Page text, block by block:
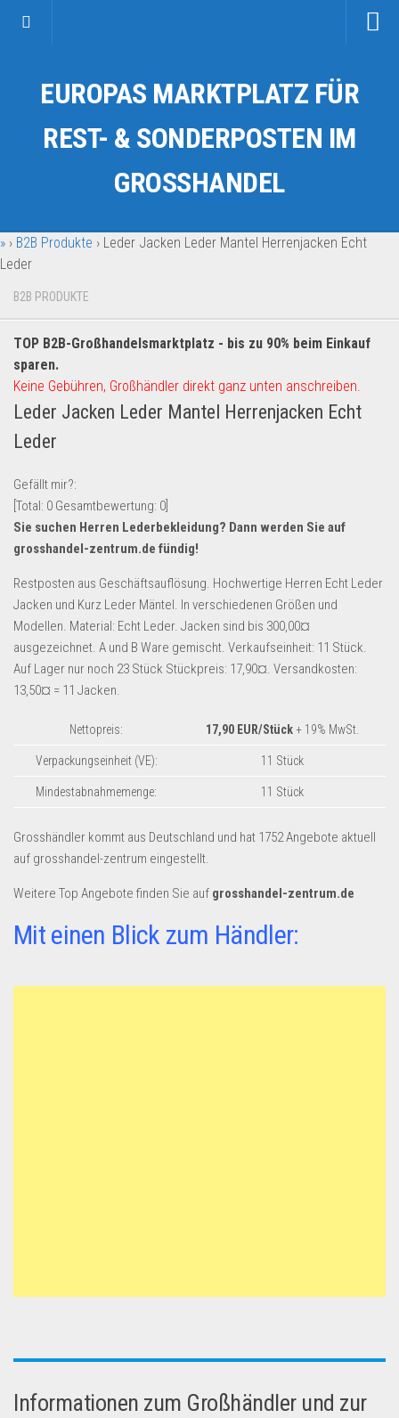
Kategorien
Auto & Motorrad
Fahrzeuge & Transport
Garten & Werkzeug
Geschenkartikel
Handy und Smartphone
Kosmetik & Pflege
Lebensmittel & Getränke
Multimedia & Elektro
Münzen
Spielzeug & Games
Uhren & Schmuck
Wohnen & Einrichten
Restposten-Angebote
Restposten für Privatpersonen
Saison & Eventprodkte
Dropshipping-Produkte
B2B Produkte
Grosshandel
Amazon
Aldi
Kostenlos verkaufen
EUROPAS MARKTPLATZ FÜR
REST- & SONDERPOSTEN IM
GROSSHANDEL
» › B2B Produkte › Leder Jacken Leder Mantel Herrenjacken Echt
Leder
B2B PRODUKTE
TOP B2B-Großhandelsmarktplatz - bis zu 90% beim Einkauf
sparen.
Keine Gebühren, Großhändler direkt ganz unten anschreiben.
Leder Jacken Leder Mantel Herrenjacken Echt
Leder
Gefällt mir?:
[Total: 0 Gesamtbewertung: 0
Sie suchen Herren Lederbekleidung? Dann werden Sie auf
grosshandel-zentrum.de fündig!
Restposten aus Geschäftsauflösung. Hochwertige Herren Echt Leder
Jacken und Kurz Leder Mäntel. In verschiedenen Größen und
Modellen. Material: Echt Leder. Jacken sind bis 300,00¤
ausgezeichnet. A und B Ware gemischt. Verkaufseinheit: 11 Stück.
Auf Lager nur noch 23 Stück Stückpreis: 17,90¤. Versandkosten:
13,50¤ = 11 Jacken.
Nettopreis: 17,90 EUR/Stück+ 19% MwSt.
Verpackungseinheit (VE): 11 Stück
Mindestabnahmemenge: 11 Stück
Grosshändler kommt aus Deutschland und hat 1752 Angebote aktuell
auf grosshandel-zentrum eingestellt.
Weitere Top Angebote finden Sie auf grosshandel-zentrum.de
Mit einen Blick zum Händler:
Informationen zum Großhändler und zur